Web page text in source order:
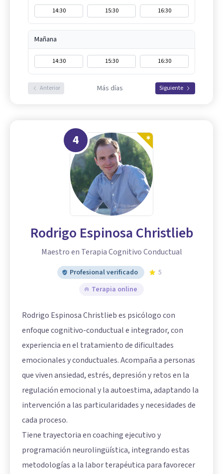
14:30 15:30 16:30
Mañana
14:30 15:30 16:30
Anterior Más días Siguiente
4
Rodrigo Espinosa Christlieb
Maestro en Terapia Cognitivo Conductual
Profesional verificado
5
Terapia online
Rodrigo Espinosa Christlieb es psicólogo con
enfoque cognitivo-conductual e integrador, con
experiencia en el tratamiento de dificultades
emocionales y conductuales. Acompaña a personas
que viven ansiedad, estrés, depresión y retos en la
regulación emocional y la autoestima, adaptando la
intervención a las particularidades y necesidades de
cada proceso.
Tiene trayectoria en coaching ejecutivo y
programación neurolingüística, integrando estas
metodologías a la labor terapéutica para favorecer